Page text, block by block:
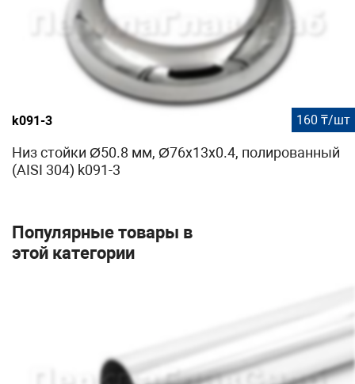
k091-3 160 ₸/шт
Низ стойки Ø50.8 мм, Ø76х13х0.4, полированный
(AISI 304) k091-3
Популярные товары в
этой категории